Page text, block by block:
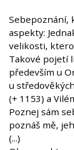
Sebepoznání,
aspekty:
velikosti,
Takové pojetí
především u
u
(+ 1153) a
Poznej sám
poznáš mě,
(...)